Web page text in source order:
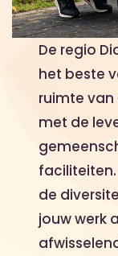
De regio
het beste
ruimte
met de
de
jouw werk